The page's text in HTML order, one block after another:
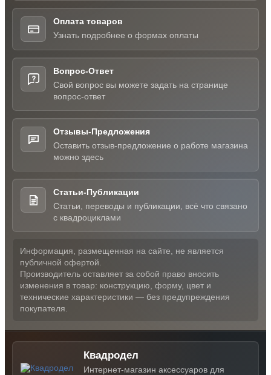
Оплата товаров
Узнать подробнее о формах оплаты
Вопрос-Ответ
Свой вопрос вы можете задать на странице
вопрос-ответ
Отзывы-Предложения
Оставить отзыв-предложение о работе магазина
можно здесь
Статьи-Публикации
Статьи, переводы и публикации, всё что связано
с квадроциклами
Информация, размещенная на сайте, не является
публичной офертой.
Производитель оставляет за собой право вносить
изменения в товар: конструкцию, форму, цвет и
технические характеристики — без предупреждения
покупателя.
Квадродел
Интернет-магазин аксессуаров для